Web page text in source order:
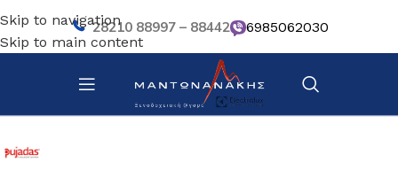
Skip to navigation
Skip to main content
28210 88997 – 88442 6985062030
Αρχική σελίδα/